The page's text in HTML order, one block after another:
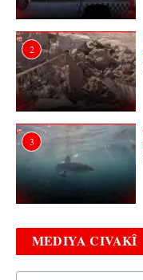
2
3
MEDIYA CIVAKÎ